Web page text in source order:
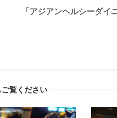
「アジアンヘルシーダ
覧ください